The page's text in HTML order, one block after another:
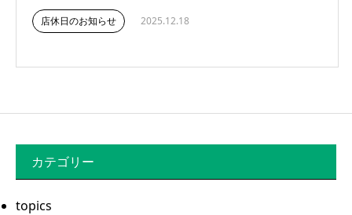
店休日のお知らせ 2025.12.18
カテゴリー
topics